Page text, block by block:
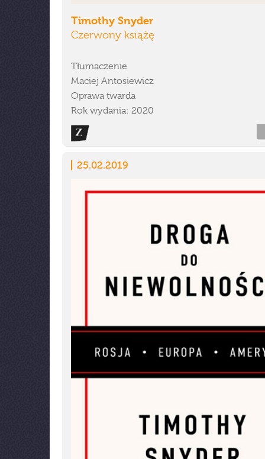
Timothy Snyder
Czerwony książę
Tłumaczenie
Maciej Antosiewicz
Oprawa twarda
Rok wydania: 2020
25.02.2019